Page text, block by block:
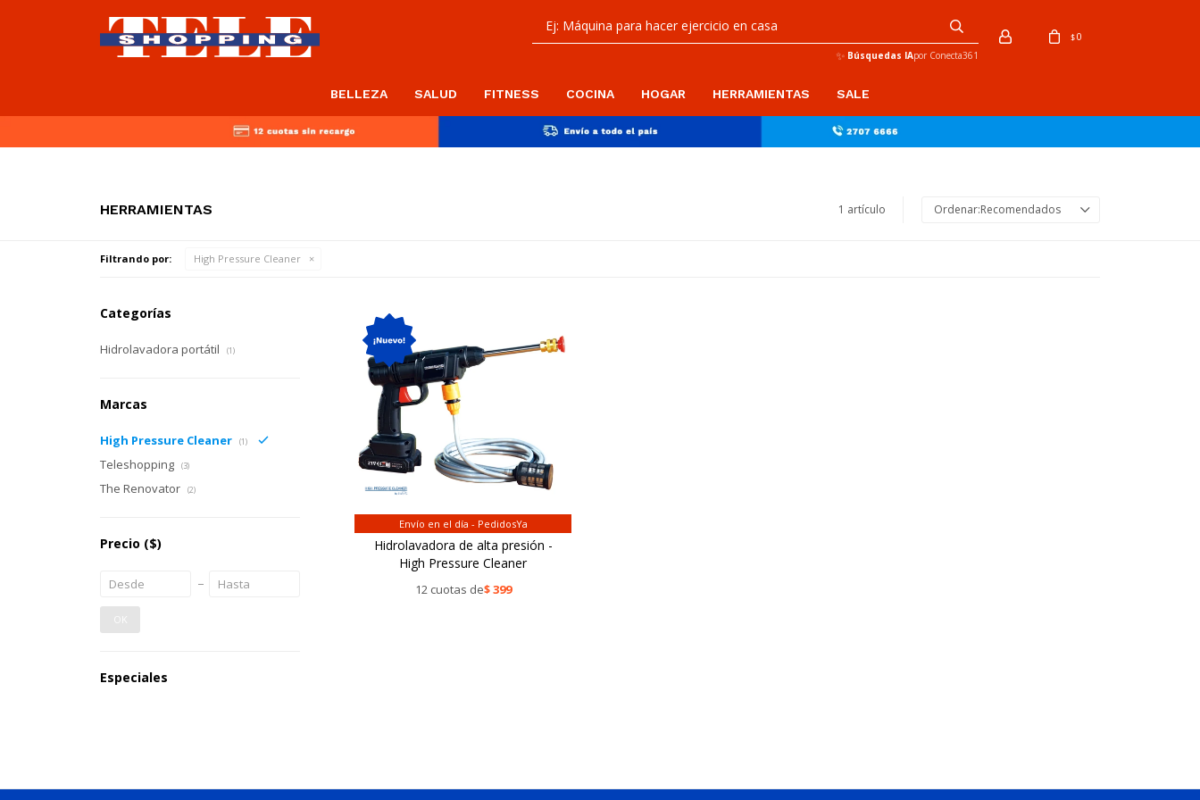
BELLEZA SALUD FITNESS COCINA HOGAR HERRAMIENTAS SALE
✨ Búsquedas IApor Conecta361
$0
HERRAMIENTAS 1 artículo Recomendados
Filtrando por: High Pressure Cleaner
Envío en el día - PedidosYa
Hidrolavadora de alta presión -
High Pressure Cleaner
12 cuotas de$399
Categorías
Hidrolavadora portátil (1)
Marcas
High Pressure Cleaner (1)
Teleshopping (3)
The Renovator (2)
Precio ($)
OK
Especiales